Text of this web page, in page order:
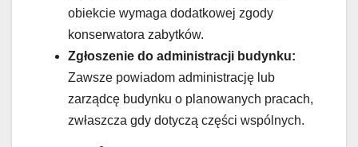
obiekcie wymaga dodatkowej zgody
konserwatora zabytków.
Zgłoszenie do administracji budynku:
Zawsze powiadom administrację lub
zarządcę budynku o planowanych pracach,
zwłaszcza gdy dotyczą części wspólnych.